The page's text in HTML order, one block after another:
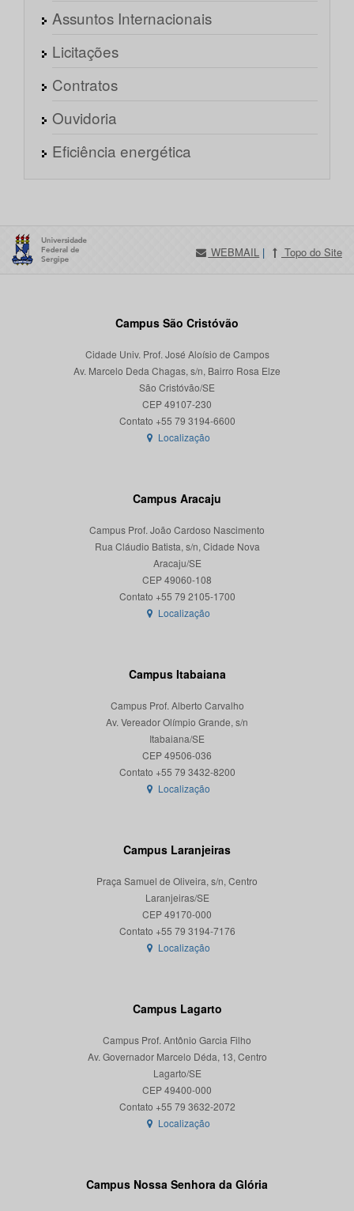
Assuntos Internacionais
Licitações
Contratos
Ouvidoria
Eficiência energética
WEBMAIL | Topo do Site
Campus São Cristóvão
Cidade Univ. Prof. José Aloísio de Campos
Av. Marcelo Deda Chagas, s/n, Bairro Rosa Elze
São Cristóvão/SE
CEP 49107-230
Localização
Campus Aracaju
Campus Prof. João Cardoso Nascimento
Rua Cláudio Batista, s/n, Cidade Nova
Aracaju/SE
CEP 49060-108
Localização
Campus Itabaiana
Campus Prof. Alberto Carvalho
Av. Vereador Olímpio Grande, s/n
Itabaiana/SE
CEP 49506-036
Localização
Campus Laranjeiras
Praça Samuel de Oliveira, s/n, Centro
Laranjeiras/SE
CEP 49170-000
Localização
Campus Lagarto
Campus Prof. Antônio Garcia Filho
Av. Governador Marcelo Déda, 13, Centro
Lagarto/SE
CEP 49400-000
Localização
Campus Nossa Senhora da Glória